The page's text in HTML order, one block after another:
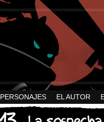
PERSONAJES EL AUTOR